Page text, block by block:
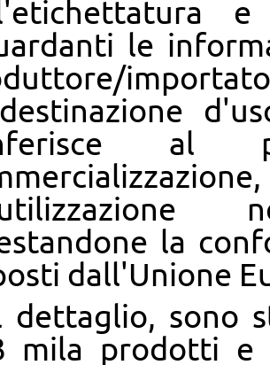
le
al
la
dall'Unione
dettaglio, sono
mila prodotti e